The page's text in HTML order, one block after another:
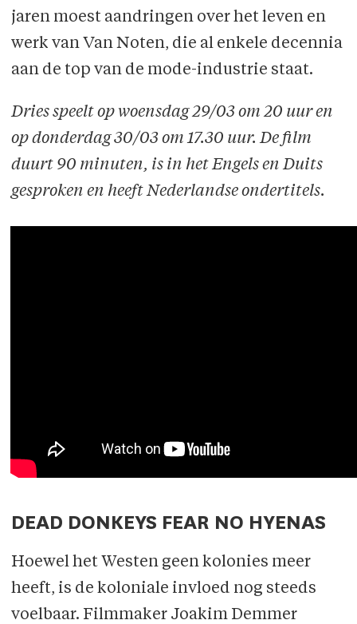
jaren moest aandringen over het leven en
werk van Van Noten, die al enkele decennia
aan de top van de mode-industrie staat.
Dries speelt op woensdag 29/03 om 20 uur en
op donderdag 30/03 om 17.30 uur. De film
duurt 90 minuten, is in het Engels en Duits
gesproken en heeft Nederlandse ondertitels.
DEAD DONKEYS FEAR NO HYENAS
Hoewel het Westen geen kolonies meer
heeft, is de koloniale invloed nog steeds
voelbaar. Filmmaker Joakim Demmer